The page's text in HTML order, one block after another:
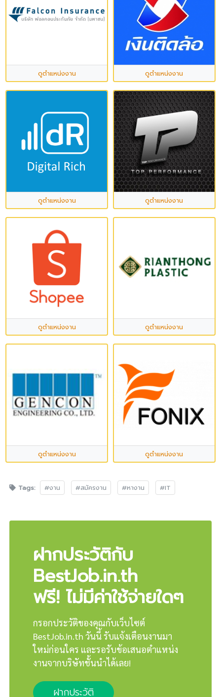
ดูตำแหน่งงาน ดูตำแหน่งงาน
ดูตำแหน่งงาน ดูตำแหน่งงาน
ดูตำแหน่งงาน ดูตำแหน่งงาน
ดูตำแหน่งงาน ดูตำแหน่งงาน
Tags: #งาน #สมัครงาน #หางาน #IT
ฝากประวัติกับ
BestJob.in.th
ฟรี! ไม่มีค่าใช้จ่ายใดๆ
กรอกประวัติของคุณกับเว็บไซต์
BestJob.in.th วันนี้ รับแจ้งเตือนงานมา
ใหม่ก่อนใคร และรอรับข้อเสนอตำแหน่ง
งานจากบริษัทชั้นนำได้เลย!
ฝากประวัติ